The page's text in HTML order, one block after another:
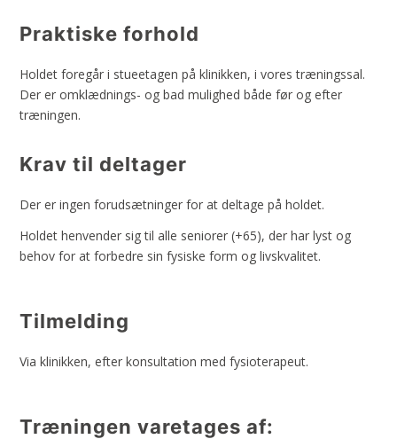
Praktiske forhold
Holdet foregår i stueetagen på klinikken, i vores træningssal.
Der er omklædnings- og bad mulighed både før og efter
træningen.
Krav til deltager
Der er ingen forudsætninger for at deltage på holdet.
Holdet henvender sig til alle seniorer (+65), der har lyst og
behov for at forbedre sin fysiske form og livskvalitet.
Tilmelding
Via klinikken, efter konsultation med fysioterapeut.
Træningen varetages af: